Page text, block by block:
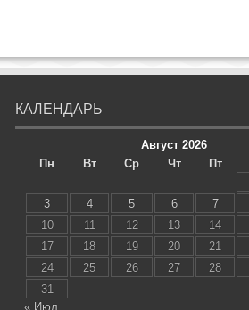
КАЛЕНДАРЬ
Август 2026
Пн
Вт Ср Чт Пт
3
4 5 6 7
10
11 12 13 14
17
18 19 20 21
24
25 26 27 28
31
« Июл